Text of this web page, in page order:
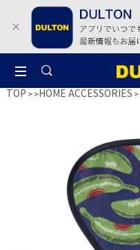
TOP >HOME ACCESSORIES